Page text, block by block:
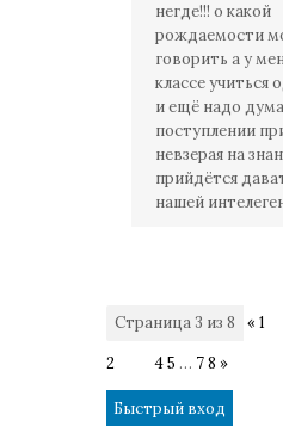
негде!!! о какой
рождаемости
говорить а у
классе учиться
и ещё надо
поступлении
невзерая на
прийдётся
нашей
Страница 3 из 8 « 1
2
45 … 78 »